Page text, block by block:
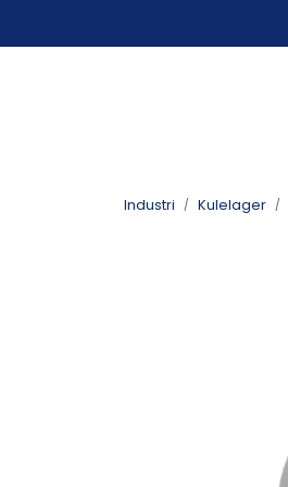
Industri Kulelager